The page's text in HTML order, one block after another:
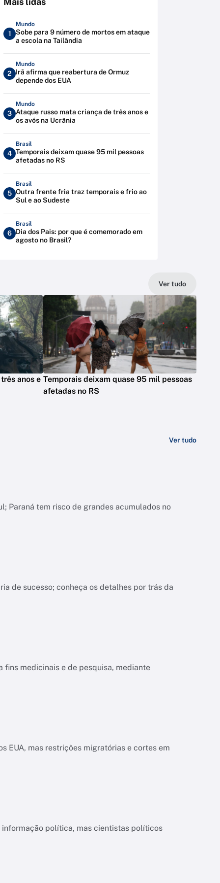
1
Mundo
Sobe para 9 número de mortos em ataque
a escola na Tailândia
2
Mundo
Irã afirma que reabertura de Ormuz
depende dos EUA
3
Mundo
Ataque russo mata criança de três anos e
os avós na Ucrânia
4
Brasil
Temporais deixam quase 95 mil pessoas
afetadas no RS
5
Brasil
Outra frente fria traz temporais e frio ao
Sul e ao Sudeste
6
Brasil
Dia dos Pais: por que é comemorado em
agosto no Brasil?
Ver tudo
anos e Temporais deixam quase 95 mil pessoas
afetadas no RS
Ver tudo
Paraná tem risco de grandes acumulados no
de sucesso; conheça os detalhes por trás da
fins medicinais e de pesquisa, mediante
EUA, mas restrições migratórias e cortes em
política, mas cientistas políticos